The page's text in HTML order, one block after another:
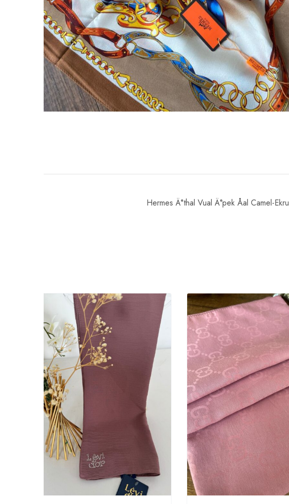
Hermes Ä°thal Vual Ä°pek Åal Camel-Ekru